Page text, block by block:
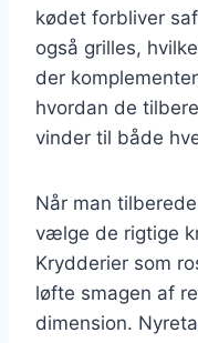
kødet forbliver
også grilles,
der
hvordan de
vinder til både
Når man
vælge de rigtige
Krydderier som
løfte smagen af
dimension.